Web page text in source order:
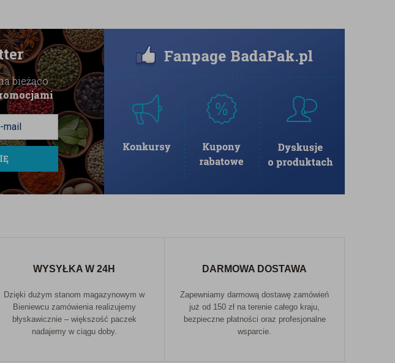
bieżąco
WYSYŁKA W 24H
Dzięki dużym stanom magazynowym w
Bieniewcu zamówienia realizujemy
błyskawicznie – większość paczek
nadajemy w ciągu doby.
DARMOWA DOSTAWA
Zapewniamy darmową dostawę zamówień
już od 150 zł na terenie całego kraju,
bezpieczne płatności oraz profesjonalne
wsparcie.